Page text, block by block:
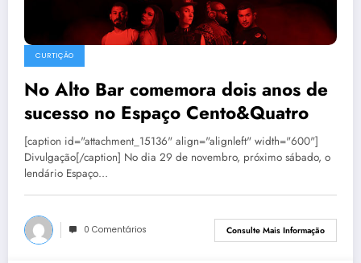
CURTIÇÃO
No Alto Bar comemora dois anos de
sucesso no Espaço Cento&Quatro
[caption id="attachment_15136" align="alignleft" width="600"]
Divulgação[/caption] No dia 29 de novembro, próximo sábado, o
lendário Espaço…
0 Comentários Consulte Mais Informação